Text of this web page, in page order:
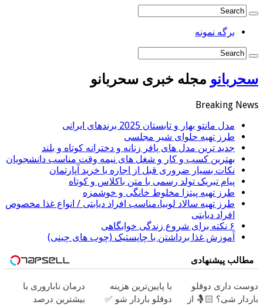
برگه نمونه
سحربانو مجله خبری سحربانو
Breaking News
مدل مانتو بهار و تابستان 2025 برندهای ایرانی
طرز تهیه حلوای شیر مجلسی
جدید ترین مدل های پافر زنانه و دخترانه کوتاه و بلند
بهترین کسب و کار و شغل های نیمه وقت مناسب دانشجویان
نکات بسیار ضروری قبل از اجاره یا خرید آپارتمان
پیام تبریک تولد رسمی با متن باکلاس و کوتاه
طرز تهیه پیتزا مخلوط خانگی و خوشمزه
طرز تهیه سالاد لوبیا،مناسب افراد دیابتی / انواع غذا مخصوص
افراد دیابتی
۶ نکته برای شروع زندگی خوابگاهی
آموزش غذا برداشتن با چاپستیک (چوب های چینی)
مطالب پیشنهادی
دوست داری دوقلو
باردار شی؟ 🤱🏻 از
با پایین‌ترین هزینه
دوقلو باردار شو ✅
درمان ناباروری با
بیشترین درصد